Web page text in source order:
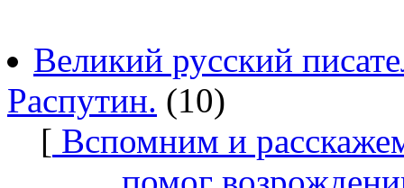
Великий русский
Распутин. (10)
[ Вспомним и